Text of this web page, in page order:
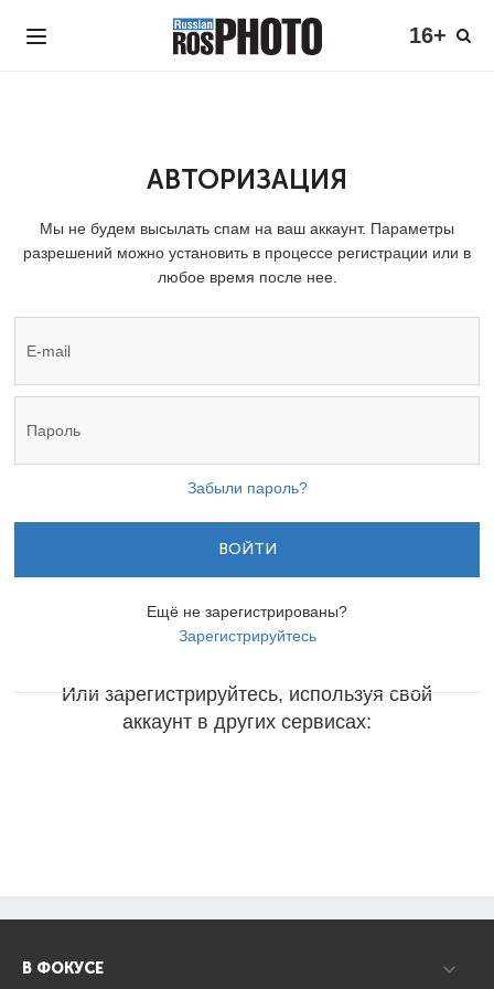
16+
АВТОРИЗАЦИЯ
Мы не будем высылать спам на ваш аккаунт. Параметры
разрешений можно установить в процессе регистрации или в
любое время после нее.
Забыли пароль?
ВОЙТИ
Ещё не зарегистрированы?
Зарегистрируйтесь
Или зарегистрируйтесь, используя свой
аккаунт в других сервисах:
В ФОКУСЕ